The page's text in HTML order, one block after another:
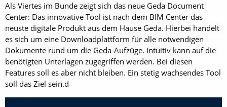
Als Viertes im Bunde zeigt sich das neue Geda Document
Center: Das innovative Tool ist nach dem BIM Center das
neuste digitale Produkt aus dem ­Hause Geda. Hierbei handelt
es sich um eine Downloadplattform für alle notwendigen
Dokumente rund um die Geda-Aufzüge. Intuitiv kann auf die
benötigten Unterlagen zugegriffen werden. Bei diesen
Features soll es aber nicht bleiben. Ein stetig wachsendes Tool
soll das Ziel sein.d